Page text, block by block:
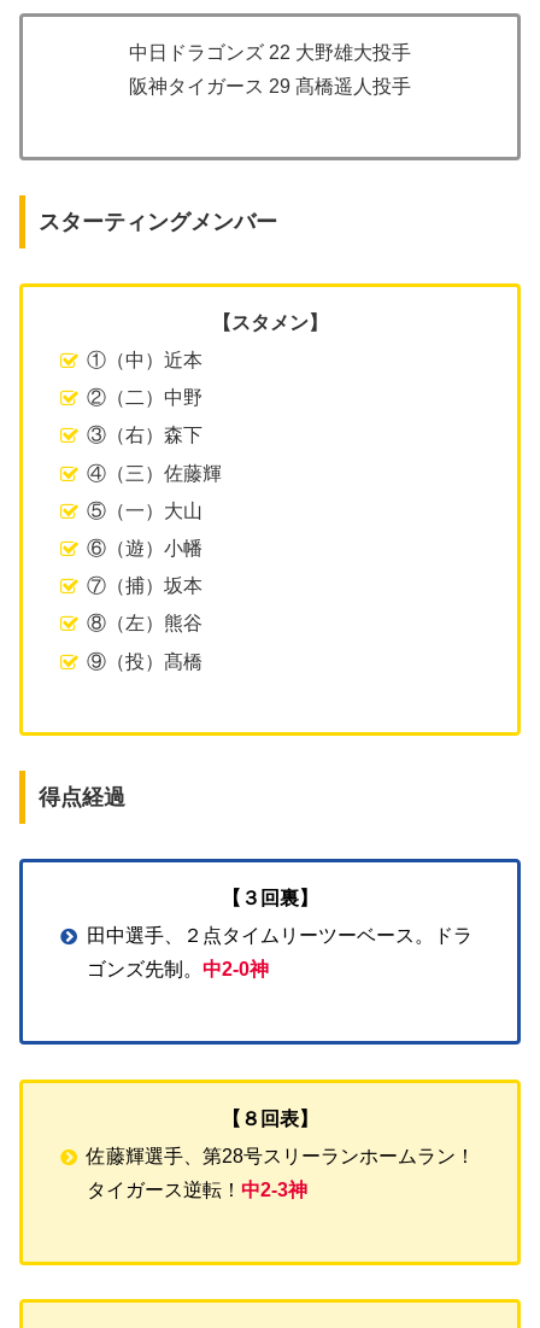
中日ドラゴンズ 22 大野雄大投手
阪神タイガース 29 髙橋遥人投手
スターティングメンバー
【スタメン】
①（中）近本
②（二）中野
③（右）森下
④（三）佐藤輝
⑤（一）大山
⑥（遊）小幡
⑦（捕）坂本
⑧（左）熊谷
⑨（投）髙橋
得点経過
【３回裏】
田中選手、２点タイムリーツーベース。ドラ
ゴンズ先制。中2-0神
【８回表】
佐藤輝選手、第28号スリーランホームラン！
タイガース逆転！中2-3神